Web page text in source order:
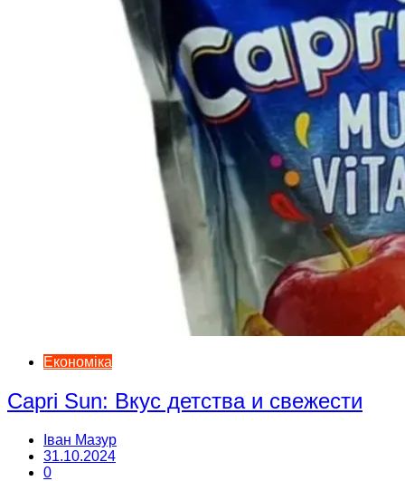
Економіка
Capri Sun: Вкус детства и свежести
Іван Мазур
31.10.2024
0